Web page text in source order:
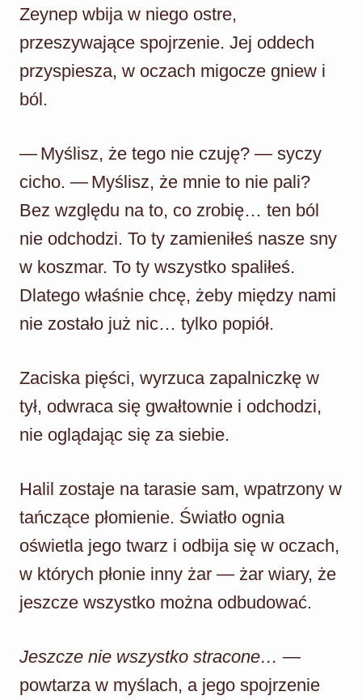
Zeynep wbija w niego ostre,
przeszywające spojrzenie. Jej oddech
przyspiesza, w oczach migocze gniew i
ból.
— Myślisz, że tego nie czuję? — syczy
cicho. — Myślisz, że mnie to nie pali?
Bez względu na to, co zrobię… ten ból
nie odchodzi. To ty zamieniłeś nasze sny
w koszmar. To ty wszystko spaliłeś.
Dlatego właśnie chcę, żeby między nami
nie zostało już nic… tylko popiół.
Zaciska pięści, wyrzuca zapalniczkę w
tył, odwraca się gwałtownie i odchodzi,
nie oglądając się za siebie.
Halil zostaje na tarasie sam, wpatrzony w
tańczące płomienie. Światło ognia
oświetla jego twarz i odbija się w oczach,
w których płonie inny żar — żar wiary, że
jeszcze wszystko można odbudować.
Jeszcze nie wszystko stracone… —
powtarza w myślach, a jego spojrzenie